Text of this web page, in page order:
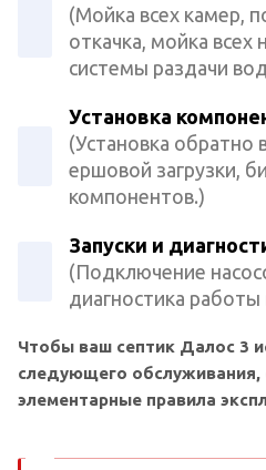
(Мойка всех камер,
откачка, мойка всех
системы раздачи
Установка
(Установка обратно
ершовой загрузки,
компонентов.)
Запуски и
(Подключение
диагностика работы
Чтобы ваш септик Далос 3
следующего
элементарные правила